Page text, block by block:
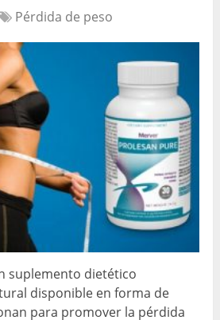
Pérdida de peso
suplemento dietético
disponible en forma de
para promover la pérdida